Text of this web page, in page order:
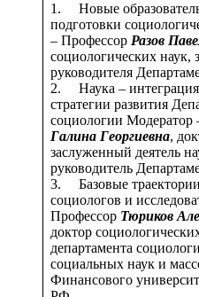
1. Новые
подготовки
– Профессор Разов
социологических наук,
руководителя
2. Наука –
стратегии развития
социологии Модератор
Галина Георгиевна,
заслуженный деятель
руководитель
3. Базовые
социологов и
Профессор Тюриков
доктор
департамента
социальных наук и
Финансового